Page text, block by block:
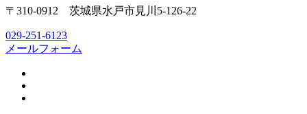
〒310-0912 茨城県水戸市見川5-126-22
029-251-6123
メールフォーム